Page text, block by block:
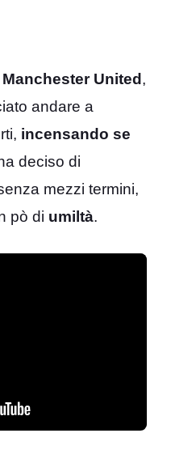
Manchester United ,
andare a
incensando se
deciso di
mezzi termini,
pò di umiltà.